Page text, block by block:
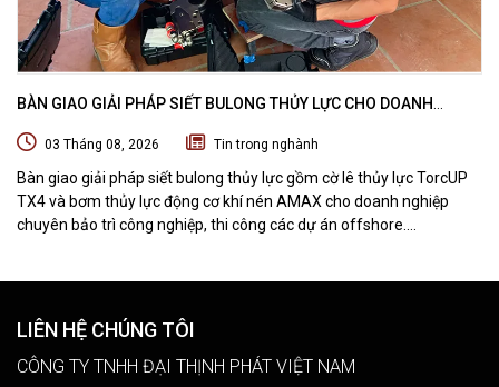
BÀN GIAO GIẢI PHÁP SIẾT BULONG THỦY LỰC CHO DOANH
03 Tháng 08, 2026 Tin trong nghành
Bàn giao giải pháp siết bulong thủy lực gồm cờ lê thủy lực TorcUP
TX4 và bơm thủy lực động cơ khí nén AMAX cho doanh nghiệp
chuyên bảo trì công nghiệp, thi công các dự án offshore.
LIÊN HỆ CHÚNG TÔI
CÔNG TY TNHH ĐẠI THỊNH PHÁT VIỆT NAM